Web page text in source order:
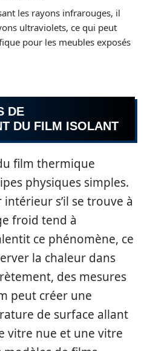
les rayons infrarouges, il
ultraviolets, ce qui peut
pour les meubles exposés
DE
DU FILM ISOLANT
film thermique
physiques simples.
intérieur s’il se trouve à
froid tend à
ce phénomène, ce
la chaleur dans
des mesures
peut créer une
de surface allant
vitre nue et une vitre